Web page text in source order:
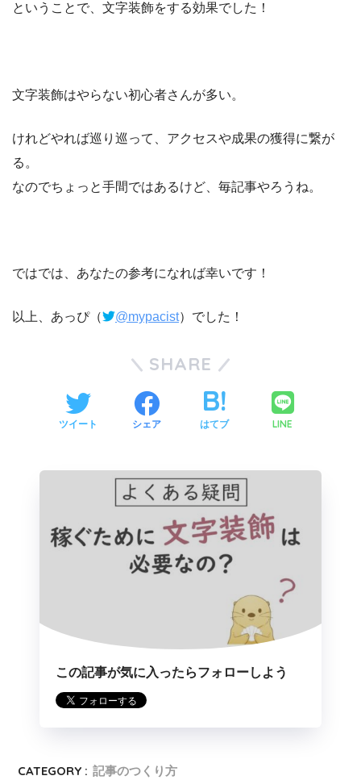
ということで、文字装飾をする効果でした！
文字装飾はやらない初心者さんが多い。
けれどやれば巡り巡って、アクセスや成果の獲得に繋が
る。
なのでちょっと手間ではあるけど、毎記事やろうね。
ではでは、あなたの参考になれば幸いです！
以上、あっぴ（ @mypacist）でした！
SHARE
ツイート シェア はてブ LINE
この記事が気に入ったらフォローしよう
CATEGORY : 記事のつくり方